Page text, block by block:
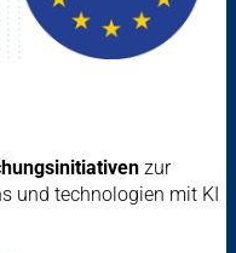
zur
und ­technologien mit KI